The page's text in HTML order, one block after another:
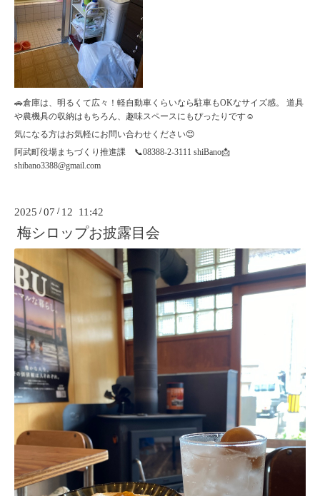
🚗倉庫は、明るくて広々！軽自動車くらいなら駐車もOKなサイズ感。 道具
や農機具の収納はもちろん、趣味スペースにもぴったりです☺️
気になる方はお気軽にお問い合わせください😊
阿武町役場まちづくり推進課 📞08388-2-3111 shiBano📩
shibano3388@gmail.com
2025 /07 / 12 11:42
梅シロップお披露目会